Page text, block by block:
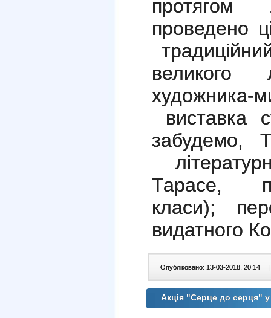
проведено
великого
художника-
виставка
забудемо,
Тарасе,
класи);
видатного
Опубліковано: 13-03-2018, 20:14 |
Акція "Серце до